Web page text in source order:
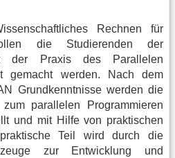
Rechnen für
die Studierenden der
der Praxis des Parallelen
gemacht werden. Nach dem
Grundkenntnisse werden die
parallelen Programmieren
und mit Hilfe von praktischen
Teil wird durch die
zur Entwicklung und